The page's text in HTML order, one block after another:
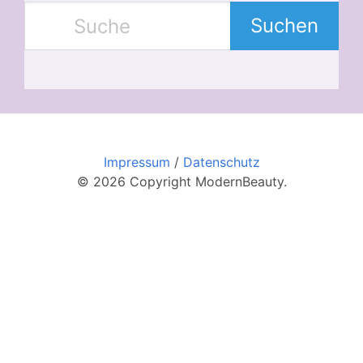
Suchen
Impressum / Datenschutz
© 2026 Copyright ModernBeauty.